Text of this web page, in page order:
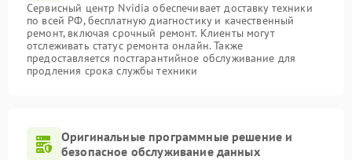
Сервисный центр Nvidia обеспечивает доставку техники
по всей РФ, бесплатную диагностику и качественный
ремонт, включая срочный ремонт. Клиенты могут
отслеживать статус ремонта онлайн. Также
предоставляется постгарантийное обслуживание для
продления срока службы техники
Оригинальные программные решение и
безопасное обслуживание данных